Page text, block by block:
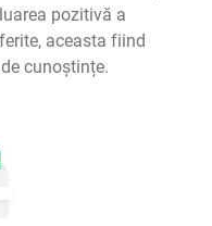
pozitivă a
aceasta fiind
cunoștințe.